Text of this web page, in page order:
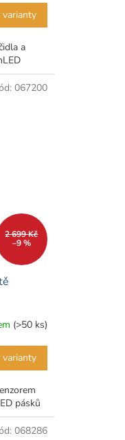
a
2 699 Kč
–9 %
(>50 ks)
pásků
067200
068286